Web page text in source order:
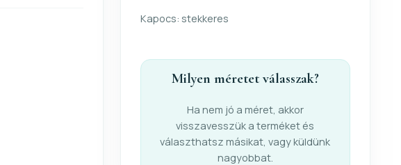
Kapocs: stekkeres
Milyen méretet válasszak?
Ha nem jó a méret, akkor
visszavesszük a terméket és
választhatsz másikat, vagy küldünk
nagyobbat.